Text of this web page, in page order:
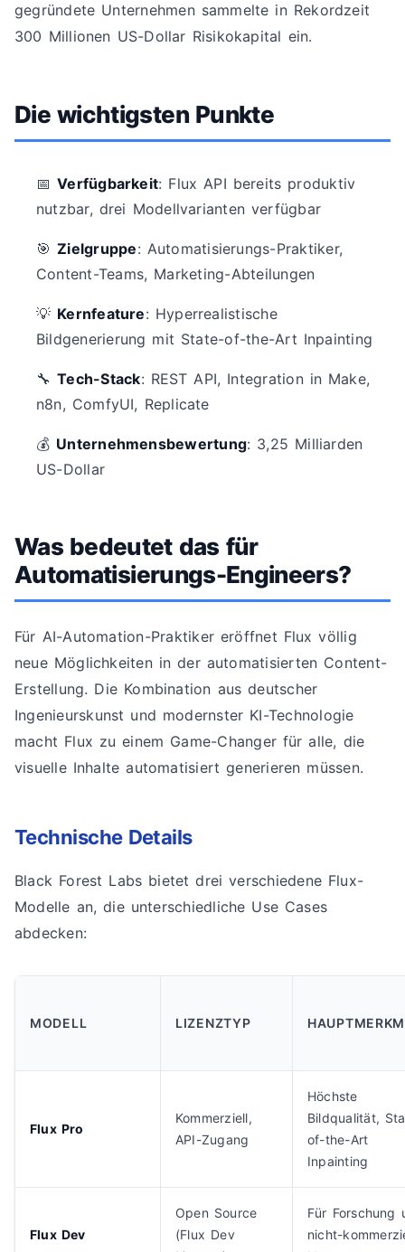
gegründete Unternehmen sammelte in Rekordzeit
300 Millionen US-Dollar Risikokapital ein.
Die wichtigsten Punkte
📅Verfügbarkeit: Flux API bereits produktiv
nutzbar, drei Modellvarianten verfügbar
🎯Zielgruppe: Automatisierungs-Praktiker,
Content-Teams, Marketing-Abteilungen
💡 Kernfeature: Hyperrealistische
Bildgenerierung mit State-of-the-Art Inpainting
🔧Tech-Stack: REST API, Integration in Make,
n8n, ComfyUI, Replicate
💰 Unternehmensbewertung: 3,25 Milliarden
US-Dollar
Was bedeutet das für
Automatisierungs-Engineers?
Für AI-Automation-Praktiker eröffnet Flux völlig
neue Möglichkeiten in der automatisierten Content-
Erstellung. Die Kombination aus deutscher
Ingenieurskunst und modernster KI-Technologie
macht Flux zu einem Game-Changer für alle, die
visuelle Inhalte automatisiert generieren müssen.
Technische Details
Black Forest Labs bietet drei verschiedene Flux-
Modelle an, die unterschiedliche Use Cases
abdecken:
MODELL LIZENZTYP
Flux Pro
Kommerziell,
API-Zugang
Höchste
Bildqualität,
of-the-Art
Inpainting
Flux Dev
Open Source
(Flux Dev
Für Forschung
nicht-